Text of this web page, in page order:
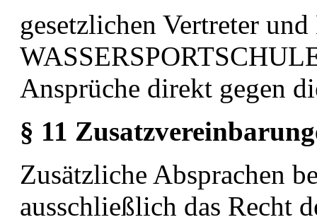
gesetzlichen Vertreter
Ansprüche direkt gegen
§ 11
Zusätzliche Absprachen
ausschließlich das Recht